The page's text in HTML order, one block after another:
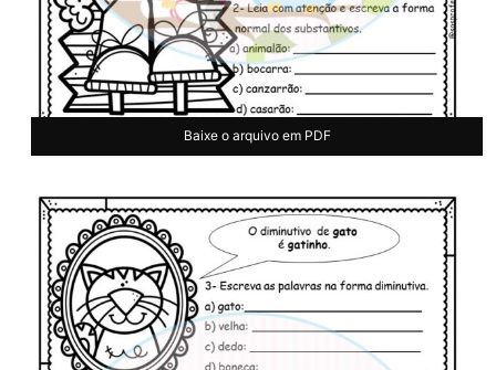
Baixe o arquivo em PDF